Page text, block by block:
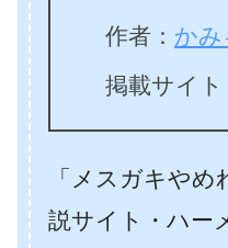
作者： かみ
掲載サイト
「メスガキや
説サイト・ハー